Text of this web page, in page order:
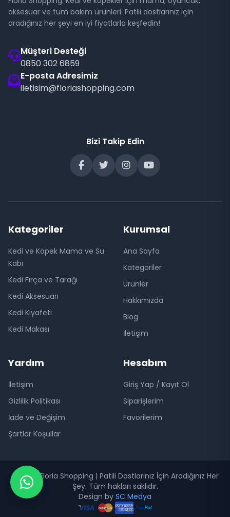
aksesuar ve tüm bakım ürünleri. Patili dostlarınız için
aradığınız her şeyi en iyi fiyatlarla keşfedin!
Müşteri Desteği
0850 302 6859
E-posta Adresimiz
iletisim@floriashopping.com
Bizi Takip Edin
Kategoriler
Kedi ve Köpek Mama ve Su
Kabı
Kedi Fırça ve Tarağı
Kedi Aksesuarı
Kedi Kıyafeti
Kedi Makası
Kurumsal
Ana Sayfa
Kategoriler
Ürünler
Hakkımızda
Blog
İletişim
Yardım
İletişim
Gizlilik Politikası
İade ve Değişim
Şartlar Koşullar
Hesabım
Giriş Yap / Kayıt Ol
Siparişlerim
Favorilerim
© 2026 Floria Shopping | Patili Dostlarınız İçin Aradığınız Her
Şey. Tüm hakları saklıdır.
Design by SC Medya